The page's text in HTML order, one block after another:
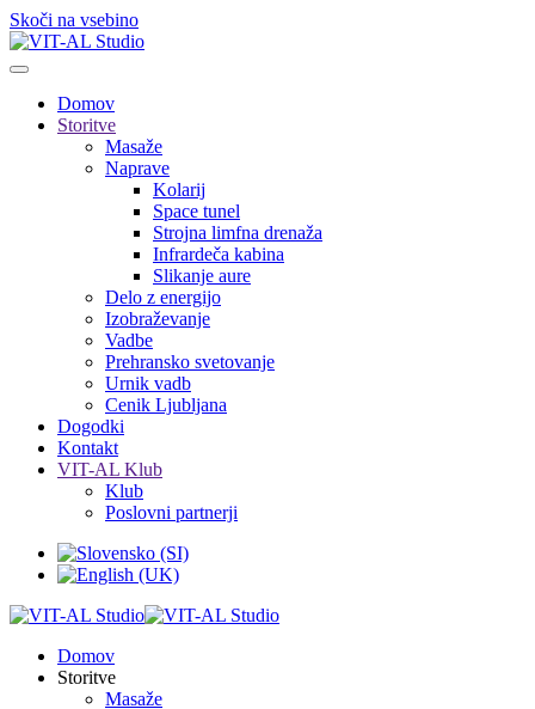
Skoči na vsebino
Domov
Storitve
Masaže
Naprave
Kolarij
Space tunel
Strojna limfna drenaža
Infrardeča kabina
Slikanje aure
Delo z energijo
Izobraževanje
Vadbe
Prehransko svetovanje
Urnik vadb
Cenik Ljubljana
Dogodki
Kontakt
VIT-AL Klub
Klub
Poslovni partnerji
Domov
Storitve
Masaže